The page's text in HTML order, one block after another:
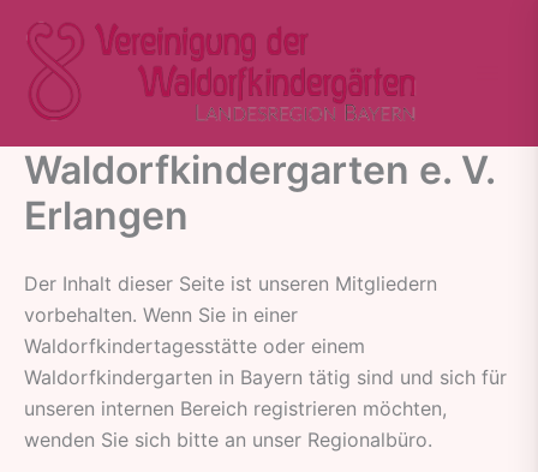
Inhalt
springen
Waldorfkindergarten e. V.
Erlangen
Der Inhalt dieser Seite ist unseren Mitgliedern
vorbehalten. Wenn Sie in einer
Waldorfkindertagesstätte oder einem
Waldorfkindergarten in Bayern tätig sind und sich für
unseren internen Bereich registrieren möchten,
wenden Sie sich bitte an unser Regionalbüro.